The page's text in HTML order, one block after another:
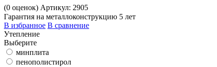
(0 оценок) Артикул: 2905
Гарантия на металлоконструкцию 5 лет
В избранное В сравнение
Утепление
Выберите
минплита
пенополистирол